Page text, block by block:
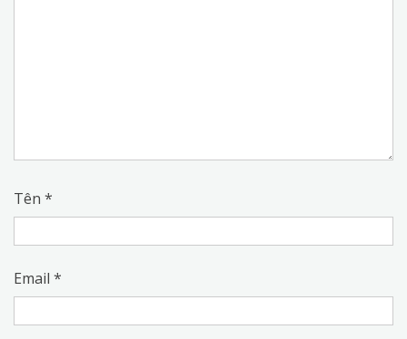
Tên *
Email *